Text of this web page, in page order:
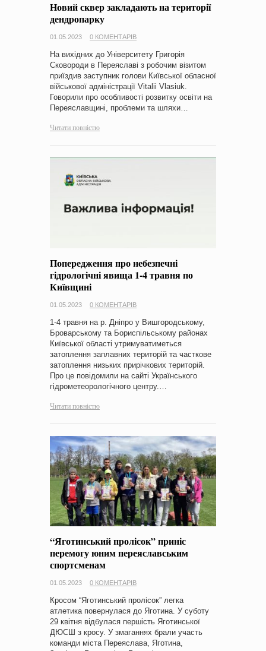
Новий сквер закладають на території
дендропарку
01.05.2023 0 КОМЕНТАРІВ
На вихідних до Університету Григорія
Сковороди в Переяславі з робочим візитом
приїздив заступник голови Київської обласної
військової адміністрації Vitalii Vlasiuk.
Говорили про особливості розвитку освіти на
Переяславщині, проблеми та шляхи…
Читати повністю
Попередження про небезпечні
гідрологічні явища 1-4 травня по
Київщині
01.05.2023 0 КОМЕНТАРІВ
1-4 травня на р. Дніпро у Вишгородському,
Броварському та Бориспільському районах
Київської області утримуватиметься
затоплення заплавних територій та часткове
затоплення низьких прирічкових територій.
Про це повідомили на сайті Українського
гідрометеорологічного центру.…
Читати повністю
“Яготинський пролісок” приніс
перемогу юним переяславським
спортсменам
01.05.2023 0 КОМЕНТАРІВ
Кросом “Яготинський пролісок” легка
атлетика повернулася до Яготина. У суботу
29 квітня відбулася першість Яготинської
ДЮСШ з кросу. У змаганнях брали участь
команди міста Переяслава, Яготина,